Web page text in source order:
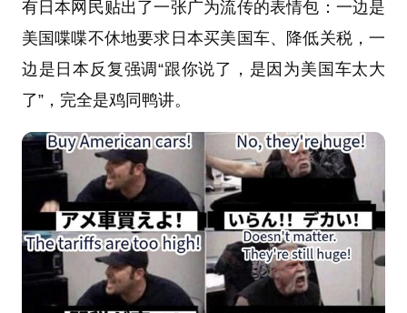
有日本网民贴出了一张广为流传的表情包：一边是
美国喋喋不休地要求日本买美国车、降低关税，一
边是日本反复强调“跟你说了，是因为美国车太大
了”，完全是鸡同鸭讲。